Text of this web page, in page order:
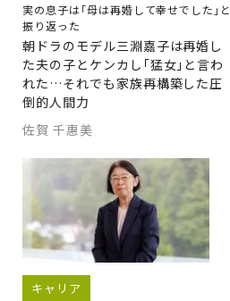
実の息子は｢母は再婚して幸せでした｣と
振り返った
朝ドラのモデル三淵嘉子は再婚し
た夫の子とケンカし｢猛女｣と言わ
れた…それでも家族再構築した圧
倒的人間力
佐賀 千惠美
キャリア